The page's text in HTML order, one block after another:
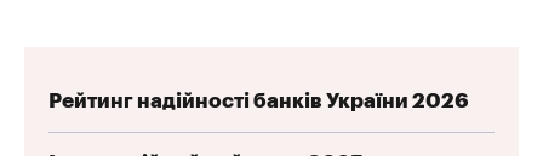
Рейтинг надійності банків України 2026